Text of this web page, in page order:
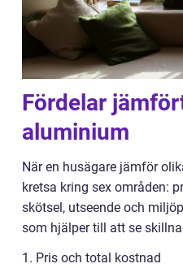
Fördelar
aluminium
När en husägare jämför
kretsa kring sex områden:
skötsel, utseende och
som hjälper till att se
1. Pris och total kostnad